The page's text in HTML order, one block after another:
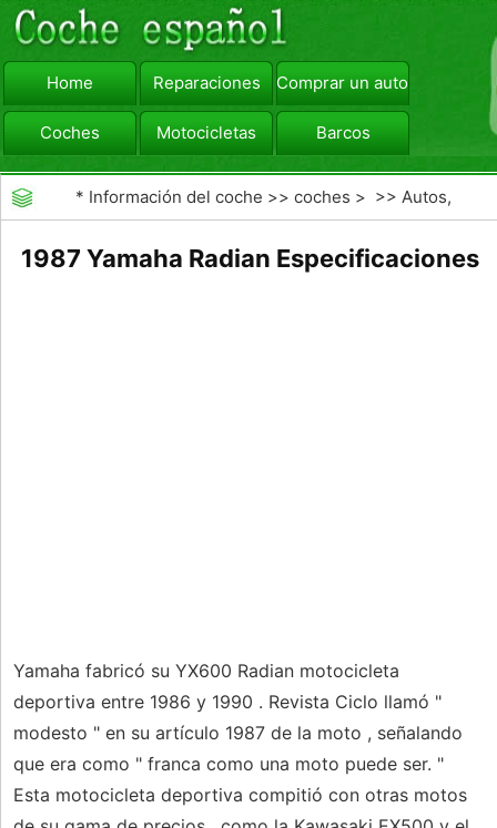
Home Reparaciones Comprar un automóvil
Coches Motocicletas Barcos
viajar Camiones
* Información del coche >>coches > >>Autos,
1987 Yamaha Radian Especificaciones
Yamaha fabricó su YX600 Radian motocicleta
deportiva entre 1986 y 1990 . Revista Ciclo llamó "
modesto " en su artículo 1987 de la moto , señalando
que era como " franca como una moto puede ser. "
Esta motocicleta deportiva compitió con otras motos